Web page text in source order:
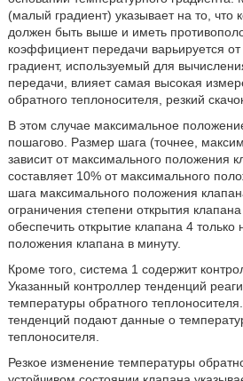
(малый градиент) указывает на то,
должен быть выше и иметь
коэффициент передачи варьируется
градиент, используемый для
передачи, влияет самая высокая
обратного теплоносителя, резкий
В этом случае максимальное
пошагово. Размер шага (точнее,
зависит от максимального положения
составляет 10% от максимального
шага максимального положения
ограничения степени открытия
обеспечить открытие клапана 4
положения клапана в минуту.
Кроме того, система 1 содержит
Указанный контроллер тенденций
температуры обратного
тенденций подают данные о
теплоносителя.
Резкое изменение температуры